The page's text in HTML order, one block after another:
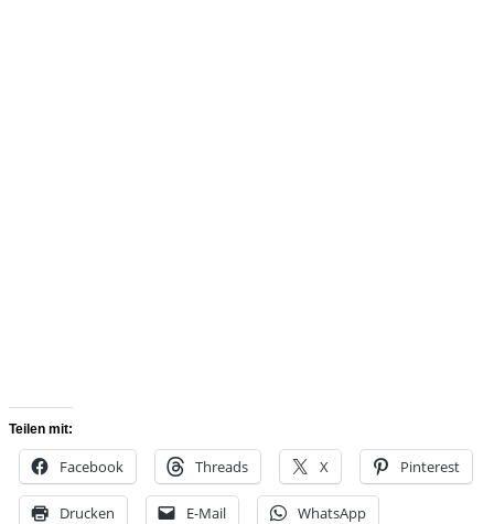
Teilen mit:
Facebook Threads X Pinterest
Drucken E-Mail WhatsApp